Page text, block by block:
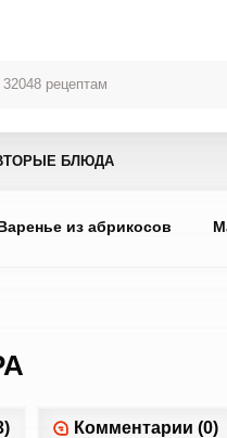
БЛЮДА
из абрикосов
Комментарии (0)